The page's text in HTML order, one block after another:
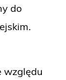
do
względu